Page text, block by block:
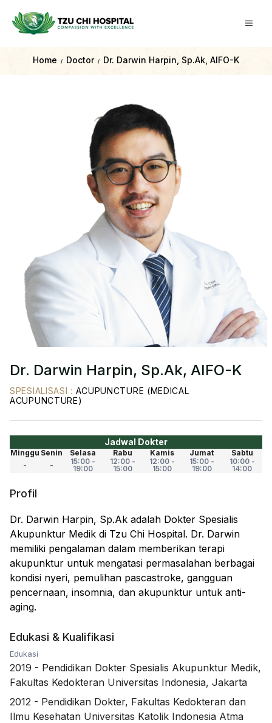
Home / Doctor / Dr. Darwin Harpin, Sp.Ak, AIFO-K
Dr. Darwin Harpin, Sp.Ak, AIFO-K
SPESIALISASI : ACUPUNCTURE (MEDICAL
ACUPUNCTURE)
Jadwal Dokter
Minggu Senin Selasa Rabu Kamis Jumat
Sabtu
-
-
15:00 -
19:00
12:00 -
15:00
12:00 -
15:00
15:00 -
19:00
10:00 -
14:00
Profil
Dr. Darwin Harpin, Sp.Ak adalah Dokter Spesialis
Akupunktur Medik di Tzu Chi Hospital. Dr. Darwin
memiliki pengalaman dalam memberikan terapi
akupunktur untuk mengatasi permasalahan berbagai
kondisi nyeri, pemulihan pascastroke, gangguan
pencernaan, insomnia, dan akupunktur untuk anti-
aging.
Edukasi & Kualifikasi
Edukasi
2019 - Pendidikan Dokter Spesialis Akupunktur Medik,
Fakultas Kedokteran Universitas Indonesia, Jakarta
2012 - Pendidikan Dokter, Fakultas Kedokteran dan
Ilmu Kesehatan Universitas Katolik Indonesia Atma